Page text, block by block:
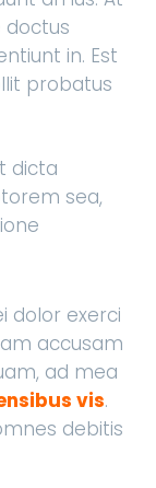
doctus
in. Est
probatus
dicta
sea,
dolor exerci
accusam
ad mea
vis.
debitis